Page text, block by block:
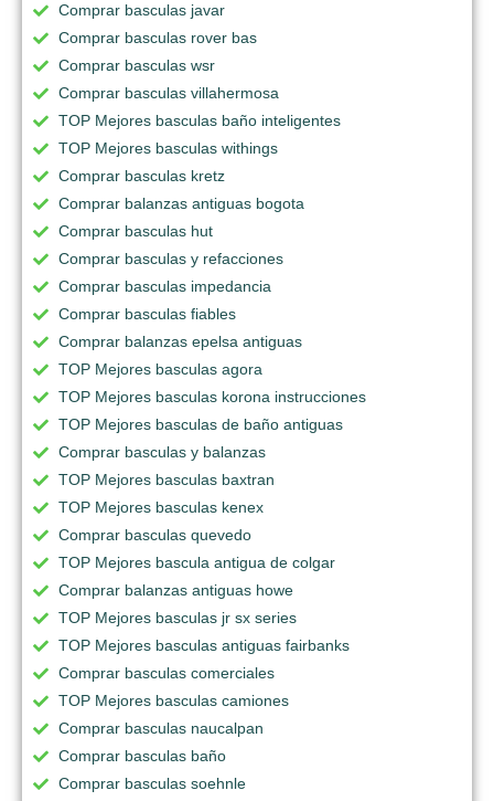
Comprar basculas javar
Comprar basculas rover bas
Comprar basculas wsr
Comprar basculas villahermosa
TOP Mejores basculas baño inteligentes
TOP Mejores basculas withings
Comprar basculas kretz
Comprar balanzas antiguas bogota
Comprar basculas hut
Comprar basculas y refacciones
Comprar basculas impedancia
Comprar basculas fiables
Comprar balanzas epelsa antiguas
TOP Mejores basculas agora
TOP Mejores basculas korona instrucciones
TOP Mejores basculas de baño antiguas
Comprar basculas y balanzas
TOP Mejores basculas baxtran
TOP Mejores basculas kenex
Comprar basculas quevedo
TOP Mejores bascula antigua de colgar
Comprar balanzas antiguas howe
TOP Mejores basculas jr sx series
TOP Mejores basculas antiguas fairbanks
Comprar basculas comerciales
TOP Mejores basculas camiones
Comprar basculas naucalpan
Comprar basculas baño
Comprar basculas soehnle